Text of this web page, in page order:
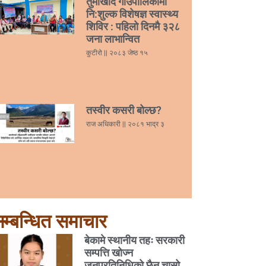
नि:शुल्क विशेषज्ञ स्वास्थ्य
शिविर : पहिलो दिनमै ३२८
जना लाभान्वित
कुटीरो २०८३ जेष्ठ १५
तस्वीर कसरी बोल्छ?
राज अधिकारी २०८१ भाद्र ३
समाचार
बेकामे स्थानीय तहः सरकारी
सम्पत्ति खोज्न